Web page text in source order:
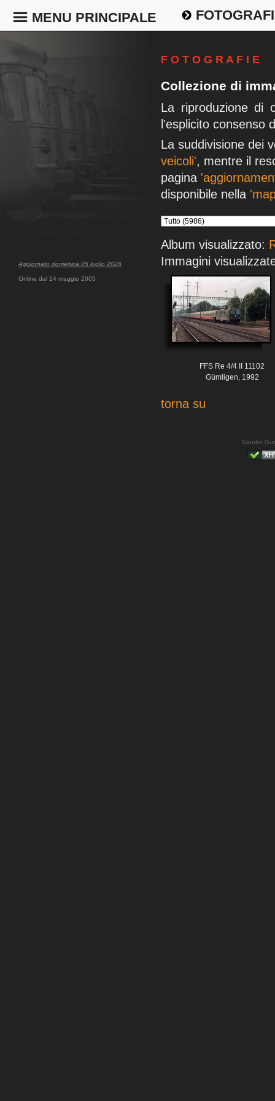
MENU PRINCIPALE
Aggiornato domenica 05 luglio 2026
Online dal 14 maggio 2005
F O T O G R A F I E
Collezione di
La riproduzione di
l'esplicito consenso
La suddivisione dei
veicoli', mentre il
pagina
disponibile nella
Album visualizzato:
Immagini
FFS Re 4/4 II 11102
Gümligen, 1992
torna su
Sandro